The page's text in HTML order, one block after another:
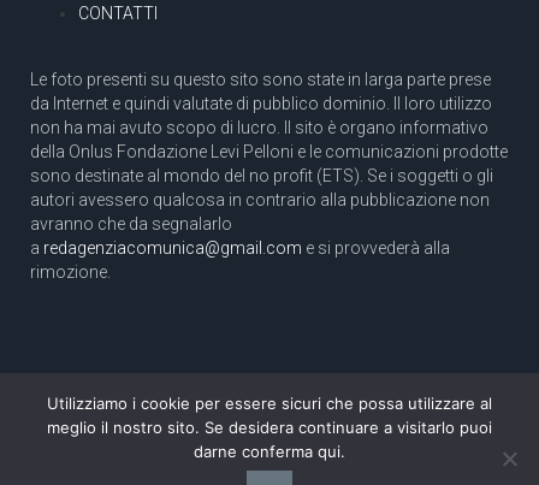
CONTATTI
Le foto presenti su questo sito sono state in larga parte prese
da Internet e quindi valutate di pubblico dominio. Il loro utilizzo
non ha mai avuto scopo di lucro. Il sito è organo informativo
della Onlus Fondazione Levi Pelloni e le comunicazioni prodotte
sono destinate al mondo del no profit (ETS). Se i soggetti o gli
autori avessero qualcosa in contrario alla pubblicazione non
avranno che da segnalarlo
a redagenziacomunica@gmail.com e si provvederà alla
rimozione.
Copyright 2003 com.unica - Tutti i diritti riservati
Aut. Tribunale di Roma N. 466/2003 dell'11/11/2003
Direttore responsabile: Pino Pelloni [direttore@agenziacomunica.net]
Utilizziamo i cookie per essere sicuri che possa utilizzare al
meglio il nostro sito. Se desidera continuare a visitarlo puoi
darne conferma qui.